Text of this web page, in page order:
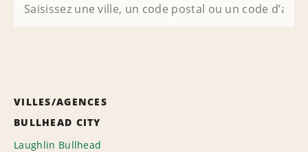
VILLES/AGENCES
BULLHEAD CITY
Laughlin Bullhead